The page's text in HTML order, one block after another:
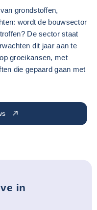
grondstoffen,
wordt de bouwsector
De sector staat
dit jaar aan te
groeikansen, met
die gepaard gaan met
in